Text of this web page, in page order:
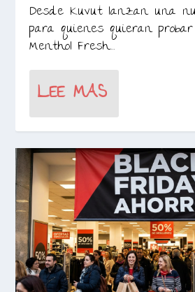
Desde Kuvut lanzan una
para quienes quieran
Menthol Fresh....
LEE MAS